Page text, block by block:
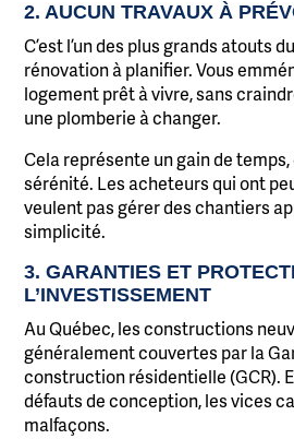
2. AUCUN TRAVAUX À
C’est l’un des plus grands atouts
rénovation à planifier. Vous
logement prêt à vivre, sans
une plomberie à changer.
Cela représente un gain de
sérénité. Les acheteurs qui ont
veulent pas gérer des chantiers
simplicité.
3. GARANTIES ET
L’INVESTISSEMENT
Au Québec, les constructions
généralement couvertes par la
construction résidentielle (GCR).
défauts de conception, les vices
malfaçons.